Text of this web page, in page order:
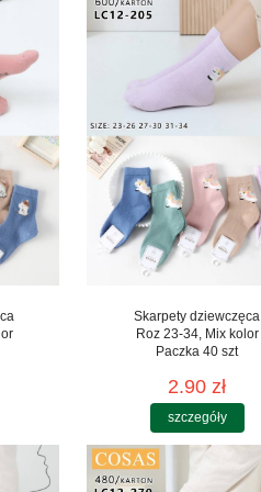
Skarpety dziewczęca
Roz 23-34, Mix kolor
Paczka 40 szt
2.90 zł
szczegóły